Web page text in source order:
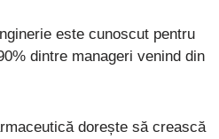
este cunoscut pentru
dintre manageri venind din
dorește să crească